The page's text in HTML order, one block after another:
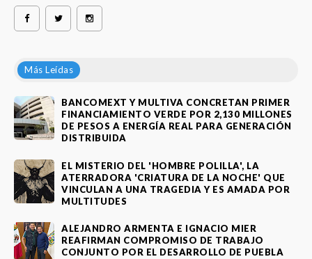
Más Leídas
BANCOMEXT Y MULTIVA CONCRETAN PRIMER
FINANCIAMIENTO VERDE POR 2,130 MILLONES
DE PESOS A ENERGÍA REAL PARA GENERACIÓN
DISTRIBUIDA
EL MISTERIO DEL 'HOMBRE POLILLA', LA
ATERRADORA 'CRIATURA DE LA NOCHE' QUE
VINCULAN A UNA TRAGEDIA Y ES AMADA POR
MULTITUDES
ALEJANDRO ARMENTA E IGNACIO MIER
REAFIRMAN COMPROMISO DE TRABAJO
CONJUNTO POR EL DESARROLLO DE PUEBLA